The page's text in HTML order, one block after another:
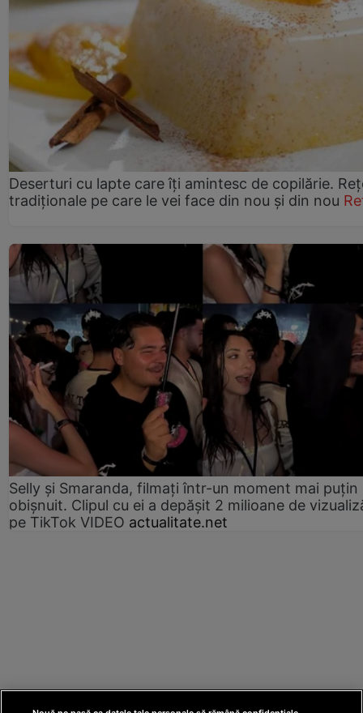
Deserturi cu lapte care îți amintesc de copilărie.
tradiționale pe care le vei face din nou și din nou
Selly și Smaranda, filmați într-un moment mai puțin
obișnuit. Clipul cu ei a depășit 2 milioane de
pe TikTok VIDEO actualitate.net